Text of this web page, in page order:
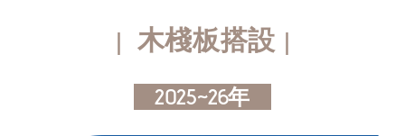
木棧板搭設
2025~26年